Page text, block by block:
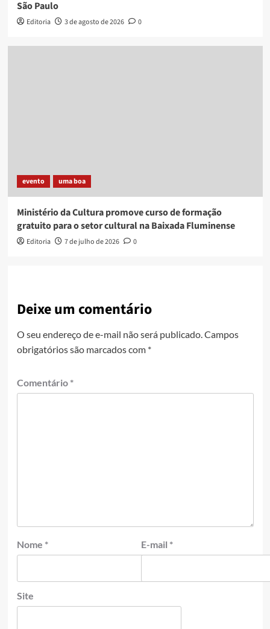
São Paulo
Editoria 3 de agosto de 2026 0
evento uma boa
Ministério da Cultura promove curso de formação
gratuito para o setor cultural na Baixada Fluminense
Editoria 7 de julho de 2026 0
Deixe um comentário
O seu endereço de e-mail não será publicado.Campos
obrigatórios são marcados com *
Comentário *
Nome * E-mail *
Site